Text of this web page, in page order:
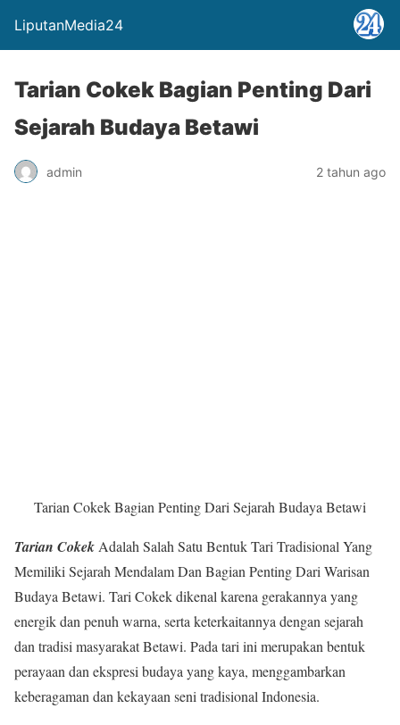
LiputanMedia24
Tarian Cokek Bagian Penting Dari
Sejarah Budaya Betawi
admin 2 tahun ago
Tarian Cokek Bagian Penting Dari Sejarah Budaya Betawi
Tarian Cokek Adalah Salah Satu Bentuk Tari Tradisional Yang
Memiliki Sejarah Mendalam Dan Bagian Penting Dari Warisan
Budaya Betawi. Tari Cokek dikenal karena gerakannya yang
energik dan penuh warna, serta keterkaitannya dengan sejarah
dan tradisi masyarakat Betawi. Pada tari ini merupakan bentuk
perayaan dan ekspresi budaya yang kaya, menggambarkan
keberagaman dan kekayaan seni tradisional Indonesia.